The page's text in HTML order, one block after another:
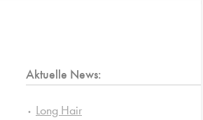
Aktuelle News:
Long Hair